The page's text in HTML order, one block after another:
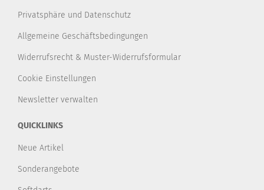
Privatsphäre und Datenschutz
Allgemeine Geschäftsbedingungen
Widerrufsrecht & Muster-Widerrufsformular
Cookie Einstellungen
Newsletter verwalten
QUICKLINKS
Neue Artikel
Sonderangebote